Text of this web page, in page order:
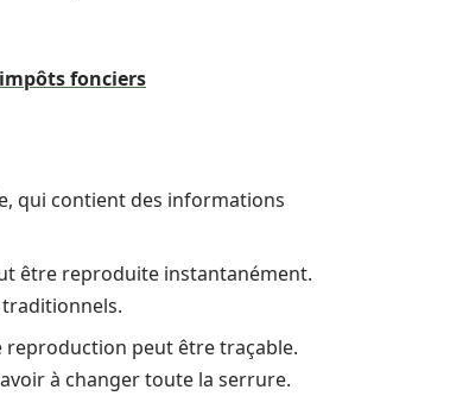
fonciers
qui contient des informations
être reproduite instantanément.
traditionnels.
reproduction peut être traçable.
à changer toute la serrure.